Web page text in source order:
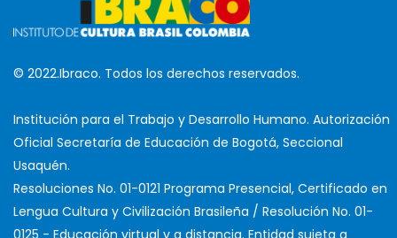
© 2022.Ibraco. Todos los derechos reservados.
Institución para el Trabajo y Desarrollo Humano. Autorización
Oficial Secretaría de Educación de Bogotá, Seccional
Usaquén.
Resoluciones No. 01-0121 Programa Presencial, Certificado en
Lengua Cultura y Civilización Brasileña / Resolución No. 01-